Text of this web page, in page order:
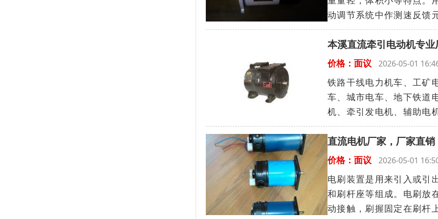
动调节系统中作测速
本溪直流牵引电动机专
价格：面议 2026-05-01
铁路干线电力机车、工矿
车、城市电车、地下铁道
机、牵引发电机、辅助电
直流电机厂家，厂家直
价格：面议 2026-05-01
电刷装置是用来引入或引
和刷杆座等组成。电刷放
动接触，刷握固定在刷杆